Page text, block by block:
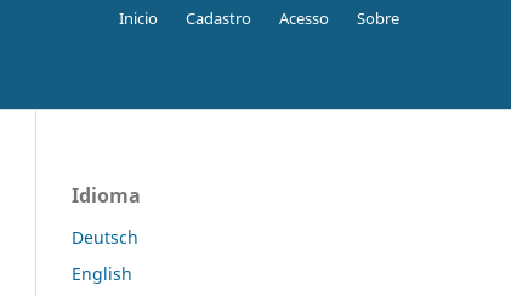
Inicio Cadastro Acesso Sobre
Idioma
Deutsch
English